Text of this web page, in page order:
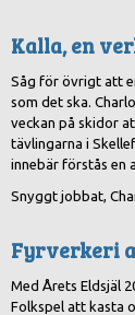
Kalla, en
Såg för övrigt att
som det ska.
veckan på skidor
tävlingarna i
innebär förstås en
Snyggt jobbat,
Fyrverkeri
Med Årets Eldsjäl
Folkspel att kasta